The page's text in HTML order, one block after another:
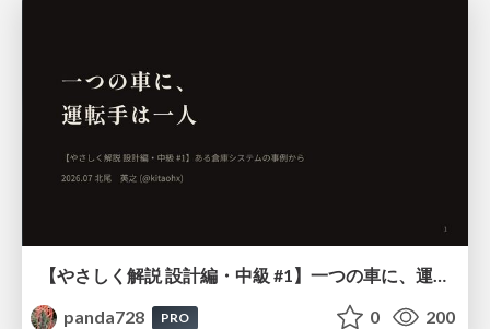
【やさしく解説 設計編・中級 #1】一つの車に、運転手は一人 ～ある倉庫システムの事例から～
panda728
PRO 0 200